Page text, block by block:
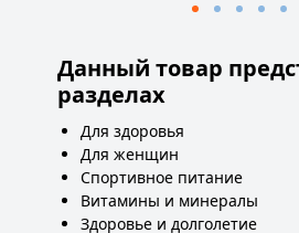
Данный товар
разделах
Для здоровья
Для женщин
Спортивное питание
Витамины и минералы
Здоровье и долголетие